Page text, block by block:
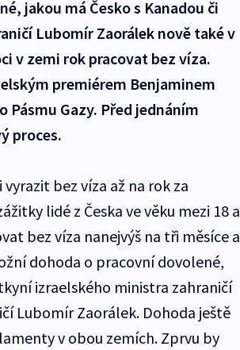
jakou má Česko s Kanadou či
Lubomír Zaorálek nově také v
v zemi rok pracovat bez víza.
premiérem Benjaminem
Gazy. Před jednáním
proces.
bez víza až na rok za
lidé z Česka ve věku mezi 18 a
bez víza nanejvýš na tři měsíce a
dohoda o pracovní dovolené,
izraelského ministra zahraničí
Lubomír Zaorálek. Dohoda ještě
v obou zemích. Zprvu by